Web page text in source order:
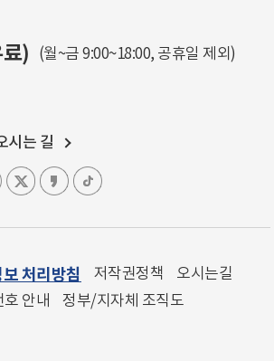
) (월~금 9:00~18:00, 공휴일 제외)
시는 길
처리방침 저작권정책
오시는길
안내
정부/지자체 조직도